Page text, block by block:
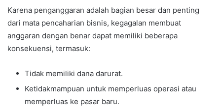
Karena penganggaran adalah bagian besar dan penting
dari mata pencaharian bisnis, kegagalan membuat
anggaran dengan benar dapat memiliki beberapa
konsekuensi, termasuk:
Tidak memiliki dana darurat.
Ketidakmampuan untuk memperluas operasi atau
memperluas ke pasar baru.